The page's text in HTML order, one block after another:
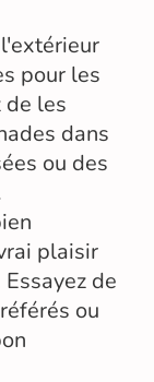
pour les
de les
dans
ou des
plaisir
de
ou